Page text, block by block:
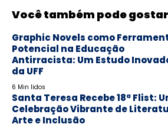
Você também pode gostar
Graphic Novels como
Potencial na Educação
Antirracista: Um Estudo
da UFF
6 Min lidos
Santa Teresa Recebe 18ª Flist:
Celebração Vibrante de
Arte e Inclusão